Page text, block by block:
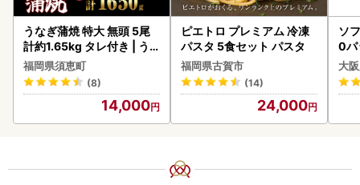
うなぎ蒲焼 特大 無頭 5尾
計約1.65kg タレ付き | う
なぎ蒲焼
福岡県須恵町
(8)
14,000
ピエトロ プレミアム 冷凍
パスタ 5食セット パスタ
福岡県古賀市
(14)
24,000
ソ
0
大